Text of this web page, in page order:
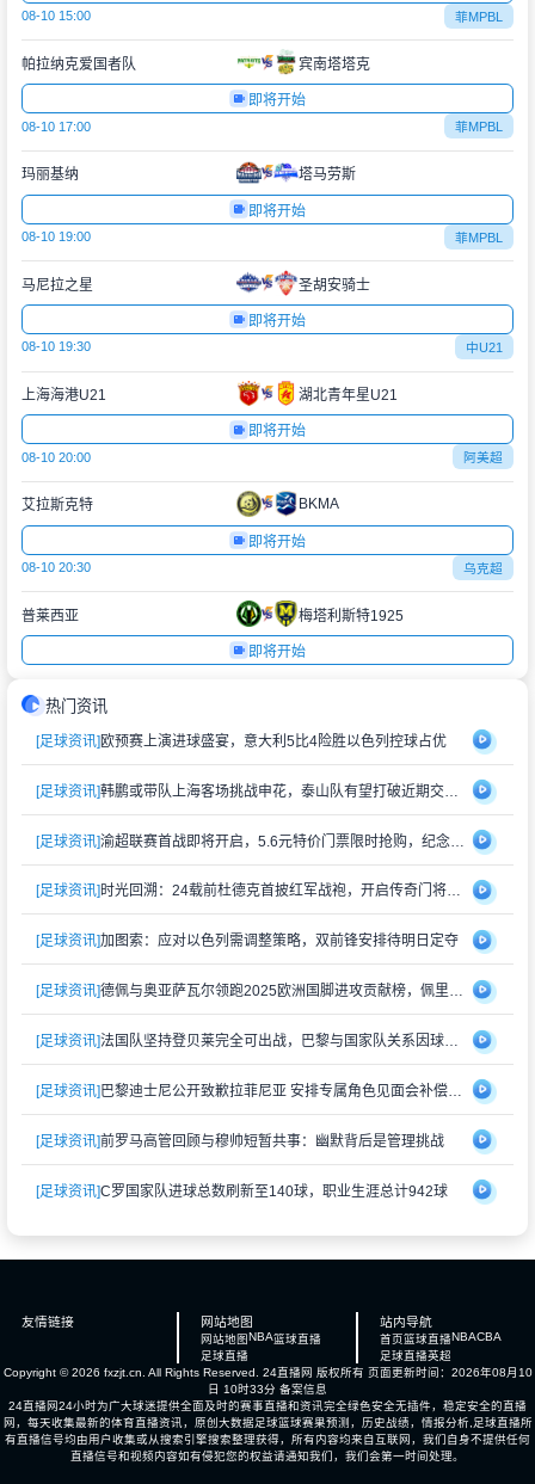
08-10 15:00 菲MPBL
帕拉纳克爱国者队 宾南塔塔克
即将开始
08-10 17:00 菲MPBL
玛丽基纳 塔马劳斯
即将开始
08-10 19:00 菲MPBL
马尼拉之星 圣胡安骑士
即将开始
08-10 19:30 中U21
上海海港U21 湖北青年星U21
即将开始
08-10 20:00 阿美超
艾拉斯克特 BKMA
即将开始
08-10 20:30 乌克超
普莱西亚 梅塔利斯特1925
即将开始
热门资讯
[足球资讯]欧预赛上演进球盛宴，意大利5比4险胜以色列控球占优
[足球资讯]
[足球资讯] 渝超联赛首战即将开启，5.6元特价门票限时抢购，纪念礼品同步赠送
[足球资讯] 时光回溯：24载前杜德克首披红军战袍，开启传奇门将生涯
[足球资讯]加图索：应对以色列需调整策略，双前锋安排待明日定夺
[足球资讯] 德佩与奥亚萨瓦尔领跑2025欧洲国脚进攻贡献榜，佩里西奇紧随其后
[足球资讯] 法国队坚持登贝莱完全可出战，巴黎与国家队关系因球员伤情再度紧张
[足球资讯] 巴黎迪士尼公开致歉拉菲尼亚 安排专属角色见面会补偿受冷落经历
[足球资讯]前罗马高管回顾与穆帅短暂共事：幽默背后是管理挑战
[足球资讯]C罗国家队进球总数刷新至140球，职业生涯总计942球
友情链接 网站地图
网站地图 NBA篮球直播
足球直播
站内导航
首页篮球直播NBACBA
足球直播英超
Copyright © 2026 fxzjt.cn. All Rights Reserved. 24直播网 版权所有 页面更新时间：2026年08月10
日 10时33分 备案信息
24直播网24小时为广大球迷提供全面及时的赛事直播和资讯完全绿色安全无插件，稳定安全的直播
网，每天收集最新的体育直播资讯，原创大数据足球篮球赛果预测，历史战绩，情报分析,足球直播所
有直播信号均由用户收集或从搜索引擎搜索整理获得，所有内容均来自互联网，我们自身不提供任何
直播信号和视频内容如有侵犯您的权益请通知我们，我们会第一时间处理。